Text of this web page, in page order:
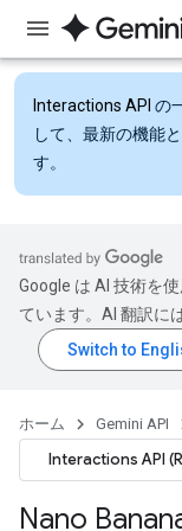
Interactions API の
して、最新の機能
す。
Google は AI 技術を
ています。AI 翻訳に
ホーム Gemini API
Interactions API
Nano